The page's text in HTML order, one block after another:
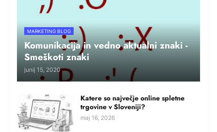
MARKETING BLOG
Komunikacija in vedno aktualni znaki -
Smeškoti znaki
junij 15, 2020
Katere so največje online spletne
trgovine v Sloveniji?
maj 16, 2026